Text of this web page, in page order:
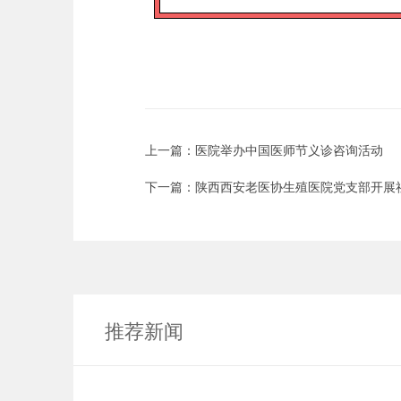
上一篇： 医院举办中国医师节义诊咨询活动
下一篇： 陕西西安老医协生殖医院党支部开展
推荐新闻